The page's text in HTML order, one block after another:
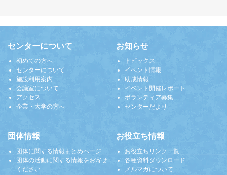
センターについて
初めての方へ
センターについて
施設利用案内
会議室について
アクセス
企業・大学の方へ
お知らせ
トピックス
イベント情報
助成情報
イベント開催レポート
ボランティア募集
センターだより
団体情報
団体に関する情報まとめページ
団体の活動に関する情報をお寄せ
ください
お役立ち情報
お役立ちリンク一覧
各種資料ダウンロード
メルマガについて